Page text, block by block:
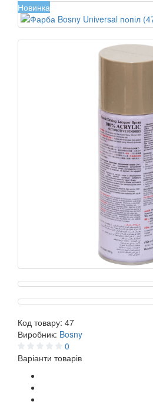
Новинка
Код товару: 47
Виробник: Bosny
0
Варіанти товарів